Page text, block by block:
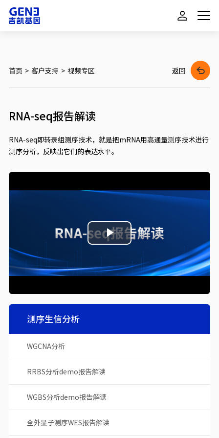
首页 > 客户支持 > 视频专区 返回
RNA-seq报告解读
RNA-seq即转录组测序技术，就是把mRNA用高通量测序技术进行
测序分析，反映出它们的表达水平。
Play
Video
测序生信分析
WGCNA分析
RRBS分析demo报告解读
WGBS分析demo报告解读
全外显子测序WES报告解读